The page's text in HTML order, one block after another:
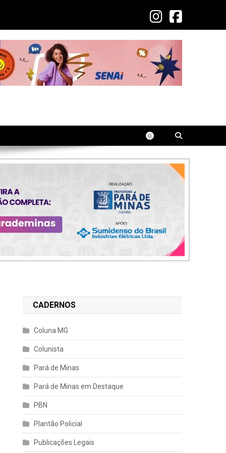
CADERNOS
Coluna MG
Colunista
Pará de Minas
Pará de Minas em Destaque
PBN
Plantão Policial
Publicações Legais